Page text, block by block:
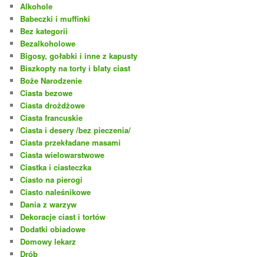
Alkohole
Babeczki i muffinki
Bez kategorii
Bezalkoholowe
Bigosy, gołabki i inne z kapusty
Biszkopty na torty i blaty ciast
Boże Narodzenie
Ciasta bezowe
Ciasta drożdżowe
Ciasta francuskie
Ciasta i desery /bez pieczenia/
Ciasta przekładane masami
Ciasta wielowarstwowe
Ciastka i ciasteczka
Ciasto na pierogi
Ciasto naleśnikowe
Dania z warzyw
Dekoracje ciast i tortów
Dodatki obiadowe
Domowy lekarz
Drób